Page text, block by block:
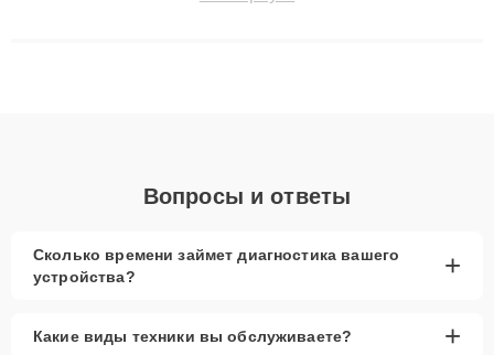
Вопросы и ответы
Сколько времени займет диагностика вашего
устройства?
+
Какие виды техники вы обслуживаете? +